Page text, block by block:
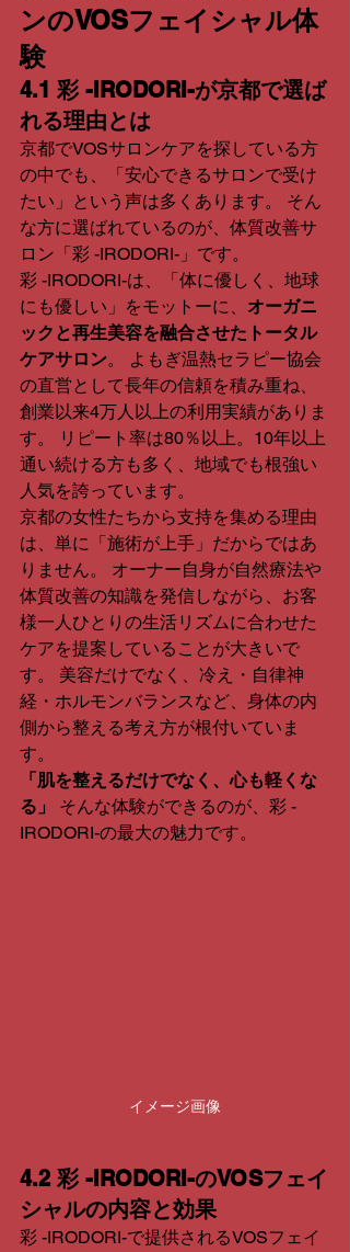
ンのVOSフェイシャル体
験
4.1 彩 -IRODORI-が京都で選ば
れる理由とは
京都でVOSサロンケアを探している方
の中でも、「安心できるサロンで受け
たい」という声は多くあります。 そん
な方に選ばれているのが、体質改善サ
ロン「彩 -IRODORI-」です。
彩 -IRODORI-は、「体に優しく、地球
にも優しい」をモットーに、 オーガニ
ックと再生美容を融合させたトータル
ケアサロン。 よもぎ温熱セラピー協会
の直営として長年の信頼を積み重ね、
創業以来4万人以上の利用実績がありま
す。 リピート率は80％以上。10年以上
通い続ける方も多く、地域でも根強い
人気を誇っています。
京都の女性たちから支持を集める理由
は、単に「施術が上手」だからではあ
りません。 オーナー自身が自然療法や
体質改善の知識を発信しながら、お客
様一人ひとりの生活リズムに合わせた
ケアを提案していることが大きいで
す。 美容だけでなく、冷え・自律神
経・ホルモンバランスなど、身体の内
側から整える考え方が根付いていま
す。
「肌を整えるだけでなく、心も軽くな
る」
そんな体験ができるのが、彩 -
IRODORI-の最大の魅力です。
イメージ画像
4.2 彩 -IRODORI-のVOSフェイ
シャルの内容と効果
彩 -IRODORI-で提供されるVOSフェイ